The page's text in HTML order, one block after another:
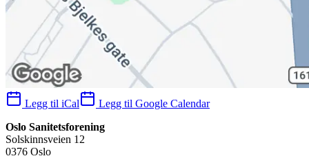
Legg til iCal
Legg til Google Calendar
Oslo Sanitetsforening
Solskinnsveien 12
0376 Oslo